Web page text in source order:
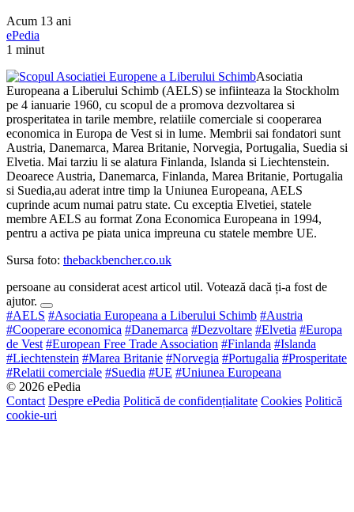
Acum 13 ani
ePedia
1 minut
Asociatia
Europeana a Liberului Schimb (AELS) se infiinteaza la Stockholm
pe 4 ianuarie 1960, cu scopul de a promova dezvoltarea si
prosperitatea in tarile membre, relatiile comerciale si cooperarea
economica in Europa de Vest si in lume. Membrii sai fondatori sunt
Austria, Danemarca, Marea Britanie, Norvegia, Portugalia, Suedia si
Elvetia. Mai tarziu li se alatura Finlanda, Islanda si Liechtenstein.
Deoarece Austria, Danemarca, Finlanda, Marea Britanie, Portugalia
si Suedia,au aderat intre timp la Uniunea Europeana, AELS
cuprinde acum numai patru state. Cu exceptia Elvetiei, statele
membre AELS au format Zona Economica Europeana in 1994,
pentru a activa pe piata unica impreuna cu statele membre UE.
Sursa foto: thebackbencher.co.uk
persoane au considerat acest articol util. Votează dacă ți-a fost de
ajutor.
#AELS #Asociatia Europeana a Liberului Schimb #Austria
#Cooperare economica #Danemarca #Dezvoltare #Elvetia #Europa
de Vest #European Free Trade Association #Finlanda #Islanda
#Liechtenstein #Marea Britanie #Norvegia #Portugalia #Prosperitate
#Relatii comerciale #Suedia #UE #Uniunea Europeana
© 2026 ePedia
Contact Despre ePedia Politică de confidențialitate Cookies Politică
cookie-uri